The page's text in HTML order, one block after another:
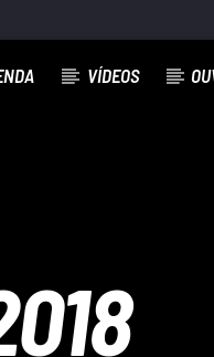
VÍDEOS